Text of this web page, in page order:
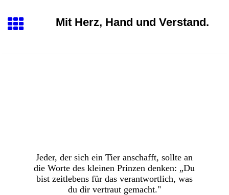
Mit Herz, Hand und Verstand.
Jeder, der sich ein Tier anschafft, sollte an
die Worte des kleinen Prinzen denken: „Du
bist zeitlebens für das verantwortlich, was
du dir vertraut gemacht."